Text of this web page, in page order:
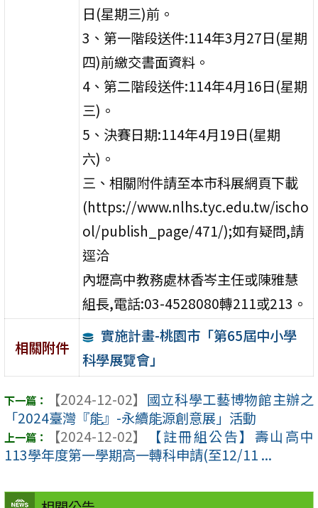
日(星期三)前。
3、第一階段送件:114年3月27日(星期
四)前繳交書面資料。
4、第二階段送件:114年4月16日(星期
三)。
5、決賽日期:114年4月19日(星期
六)。
三、相關附件請至本市科展網頁下載
(https://www.nlhs.tyc.edu.tw/ischo
ol/publish_page/471/);如有疑問,請
逕洽
內壢高中教務處林香岑主任或陳雅慧
組長,電話:03-4528080轉211或213。
相關附件
實施計畫-桃園市「第65屆中小學
科學展覽會」
【2024-12-02】 國立科學工藝博物館主辦之
「2024臺灣『能』-永續能源創意展」活動
【2024-12-02】
【註冊組公告】壽山高中
113學年度第一學期高一轉科申請(至12/11 ...